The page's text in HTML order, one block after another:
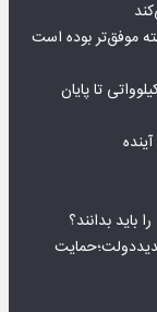
موفق‌تر بوده است
۱۲ هزار مدرسه به نیروگاه‌های خورشیدی ۵ کیلوواتی تا پایان
باید بدانند؟